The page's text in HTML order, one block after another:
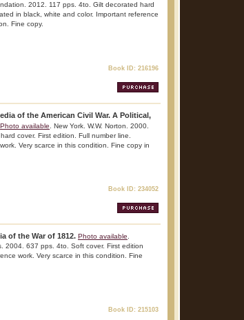
2012. 117 pps. 4to. Gilt decorated hard
in black, white and color. Important reference
Fine copy.
Book ID: 216196
of the American Civil War. A Political,
Photo available . New York. W.W. Norton. 2000.
cover. First edition. Full number line.
Very scarce in this condition. Fine copy in
Book ID: 234052
of the War of 1812. Photo available
2004. 637 pps. 4to. Soft cover. First edition
work. Very scarce in this condition. Fine
Book ID: 215103